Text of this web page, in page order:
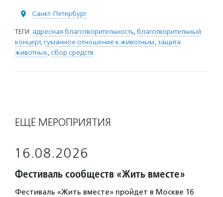
Санкт-Петербург
ТЕГИ: адресная благотворительность, благотворительный
концерт, гуманное отношение к животным, защита
животных, сбор средств
ЕЩЁ МЕРОПРИЯТИЯ
16.08.2026
Фестиваль сообществ «Жить вместе»
Фестиваль «Жить вместе» пройдет в Москве 16